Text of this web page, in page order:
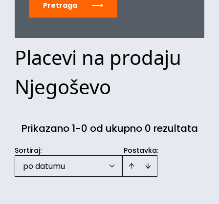
Pretraga
Placevi na prodaju
Njegoševo
Prikazano 1-0 od ukupno 0 rezultata
Postavka:
Sortiraj:
po datumu